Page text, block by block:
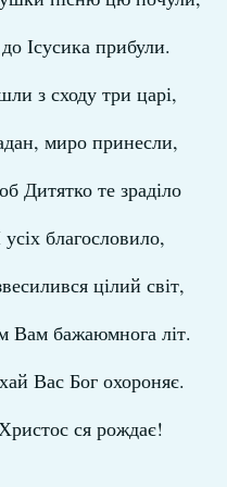
Ісусика прибули.
з сходу три царі,
миро принесли,
Дитятко те зраділо
усіх благословило,
цілий світ,
Вам бажаюмнога літ.
Вас Бог охороняє.
ся рождає!